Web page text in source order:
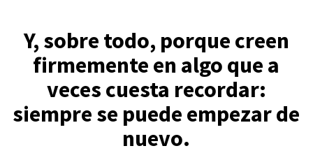
Y, sobre todo, porque creen
firmemente en algo que a
veces cuesta recordar:
siempre se puede empezar de
nuevo.